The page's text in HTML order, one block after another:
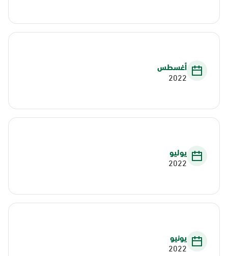
أغسطس
2022
يوليو
2022
يونيو
2022